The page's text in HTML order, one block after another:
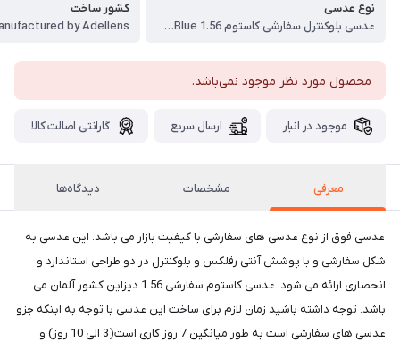
نوع عدسی
عدسی بلوکنترل سفارشی کاستوم Custom Single Vision Blue 1.56
کشور ساخت
محصول مورد نظر موجود نمی‌باشد.
موجود در انبار ارسال سریع گارانتی اصالت کالا
معرفی مشخصات دیدگاه‌ها
عدسی فوق از نوع عدسی های سفارشی با کیفیت بازار می باشد. این عدسی به
شکل سفارشی و با پوشش آنتی رفلکس و بلوکنترل در دو طراحی استاندارد و
انحصاری ارائه می شود. عدسی کاستوم سفارشی 1.56 دیزاین کشور آلمان می
باشد. توجه داشته باشید زمان لازم برای ساخت این عدسی با توجه به اینکه جزو
عدسی های سفارشی است به طور میانگین 7 روز کاری است(3 الی 10 روز) و